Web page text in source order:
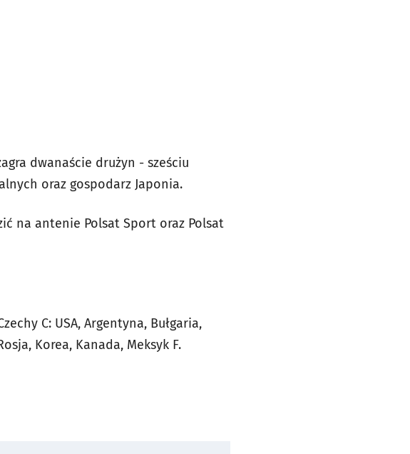
dwanaście drużyn - sześciu
oraz gospodarz Japonia.
na antenie Polsat Sport oraz Polsat
C: USA, Argentyna, Bułgaria,
Korea, Kanada, Meksyk F.